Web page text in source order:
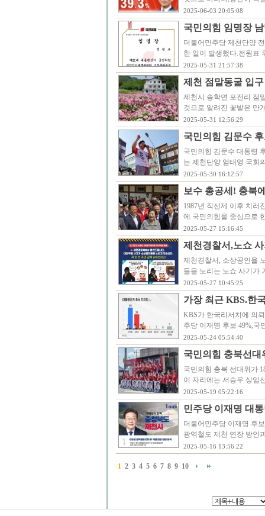
2025-06-03 20:05:08
국민의힘 임명장
더불어민주당 제천단양
한 일이 발생했다.전원표
2025-05-31 21:57:38
제천 점말동굴 입
제천시 송학면 포전리 점
것으로 알려진 꽃밭은 만
2025-05-31 12:56:29
국민의힘 김문수
국민의힘 김문수 대통령
는 제천단양 엄태영 국회
2025-05-30 16:12:57
보수 총공세! 충북
1987년 직선제 이후 치러
에 국민의힘을 중심으로
2025-05-27 15:16:45
제천경찰서,노쇼
제천경찰서, 소상공인을
들을 노리는 노쇼 사기가
2025-05-27 10:45:25
가장 최근 KBS.한
KBS가 한국리서치에 의
주당 이재명 후보 49%,국
2025-05-24 05:54:40
국민의힘 충북선대
국민의힘 충북 선대위가
이 자리에는 서승우 상임
2025-05-19 05:22:16
민주당 이재명 대
더불어민주당 이재명 후
광역철도 제천 연장 방안
2025-05-16 13:56:22
1 2 3 4 5 6 7 8 9 10